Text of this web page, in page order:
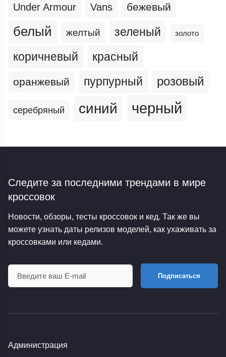
Under Armour Vans бежевый
белый желтый зеленый золото
коричневый красный
оранжевый пурпурный розовый
серебряный синий черный
Следите за последними трендами в мире
кроссовок
Новости, обзоры, тесты кроссовок и кед. Так же вы
можете узнать даты релизов моделей, как ухаживать за
кроссовками или кедами.
Подписаться
Администрация